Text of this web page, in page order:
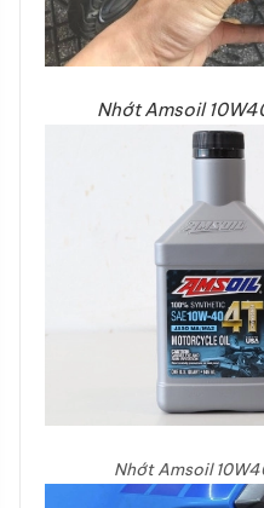
Nhớt Amsoil
Nhớt Amsoil